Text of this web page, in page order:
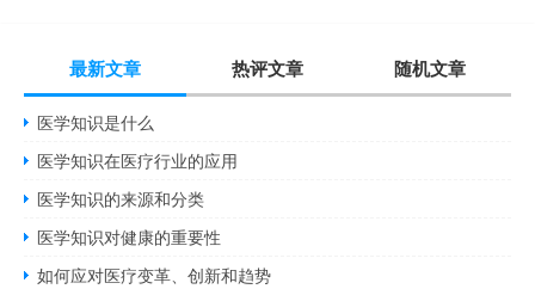
最新文章 热评文章 随机文章
医学知识是什么
医学知识在医疗行业的应用
医学知识的来源和分类
医学知识对健康的重要性
如何应对医疗变革、创新和趋势